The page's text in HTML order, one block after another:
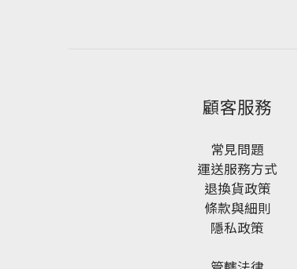
顧客服務
常見問題
運送服務方式
退換貨政策
條款與細則
隱私政策